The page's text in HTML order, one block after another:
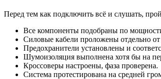
Перед тем как подключить всё и слушать,
Все компоненты подобраны по
Силовые кабели проложены отдельно
Предохранители установлены и
Шумоизоляция выполнена хотя бы на
Кроссоверы настроены, фаза проверена.
Система протестирована на средней